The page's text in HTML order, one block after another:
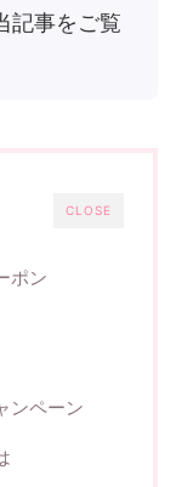
記事をご覧
CLOSE
ポン
ンペーン